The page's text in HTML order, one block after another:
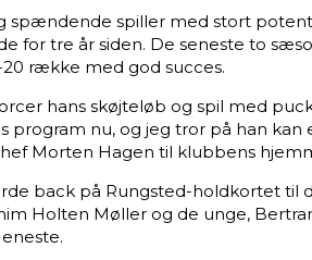
spændende spiller med stort
for tre år siden. De seneste to
række med god succes.
hans skøjteløb og spil med
program nu, og jeg tror på han kan
Morten Hagen til klubbens
back på Rungsted-holdkortet til
Holten Møller og de unge,